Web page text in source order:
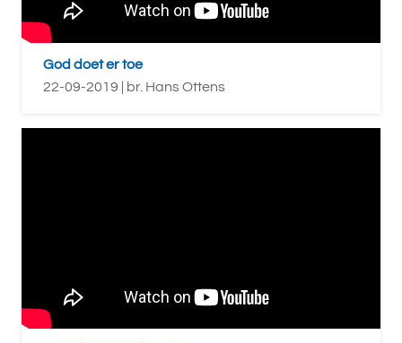
God doet er toe
22-09-2019 | br. Hans Ottens